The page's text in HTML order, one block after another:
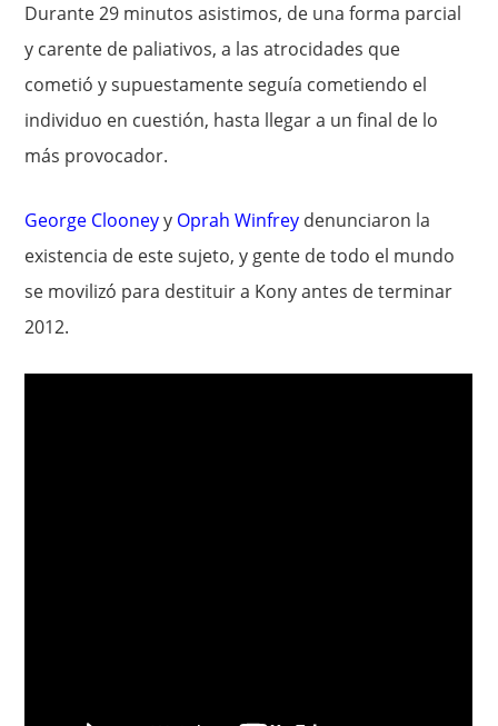
Durante 29 minutos asistimos, de una forma parcial
y carente de paliativos, a las atrocidades que
cometió y supuestamente seguía cometiendo el
individuo en cuestión, hasta llegar a un final de lo
más provocador.
George Clooneyy Oprah Winfrey denunciaron la
existencia de este sujeto, y gente de todo el mundo
se movilizó para destituir a Kony antes de terminar
2012.